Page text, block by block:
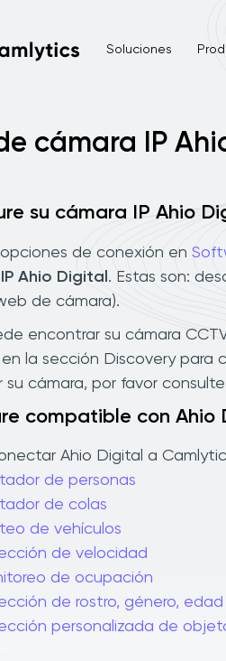
Soluciones
cámara IP
su cámara IP Ahio
de conexión en
Ahio Digital . Estas son:
de cámara).
encontrar su cámara
en la sección Discovery para
cámara, por favor consulte
compatible con Ahio
Ahio Digital a
de personas
de colas
de vehículos
de velocidad
de ocupación
de rostro, género, edad
personalizada de